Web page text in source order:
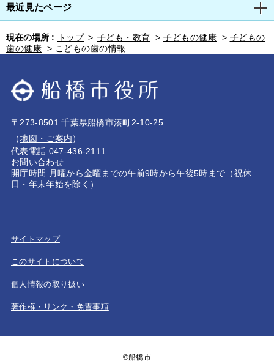
最近見たページ
現在の場所 : トップ > 子ども・教育 > 子どもの健康 > 子どもの
歯の健康 > こどもの歯の情報
〒273-8501 千葉県船橋市湊町2-10-25
（地図・ご案内）
代表電話 047-436-2111
お問い合わせ
開庁時間 月曜から金曜までの午前9時から午後5時まで（祝休
日・年末年始を除く）
サイトマップ
このサイトについて
個人情報の取り扱い
著作権・リンク・免責事項
©船橋市